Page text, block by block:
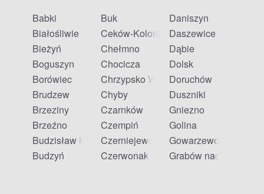
Babki
Białośliwie
Bieżyń
Boguszyn
Borówiec
Brudzew
Brzeziny
Brzeźno
Budzisław Kościelny
Budzyń
Buk
Ceków-Kolonia
Chełmno
Chocicza
Chrzypsko Wielkie
Chyby
Czarnków
Czempiń
Czerniejewo
Czerwonak
Daniszyn
Daszewice
Dąbie
Dolsk
Doruchów
Duszniki
Gniezno
Golina
Gowarzewo
Grabów nad Prosną